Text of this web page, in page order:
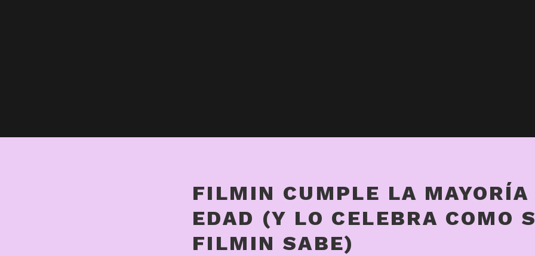
FILMIN CUMPLE LA MAYORÍA
EDAD (Y LO CELEBRA COMO
FILMIN SABE)